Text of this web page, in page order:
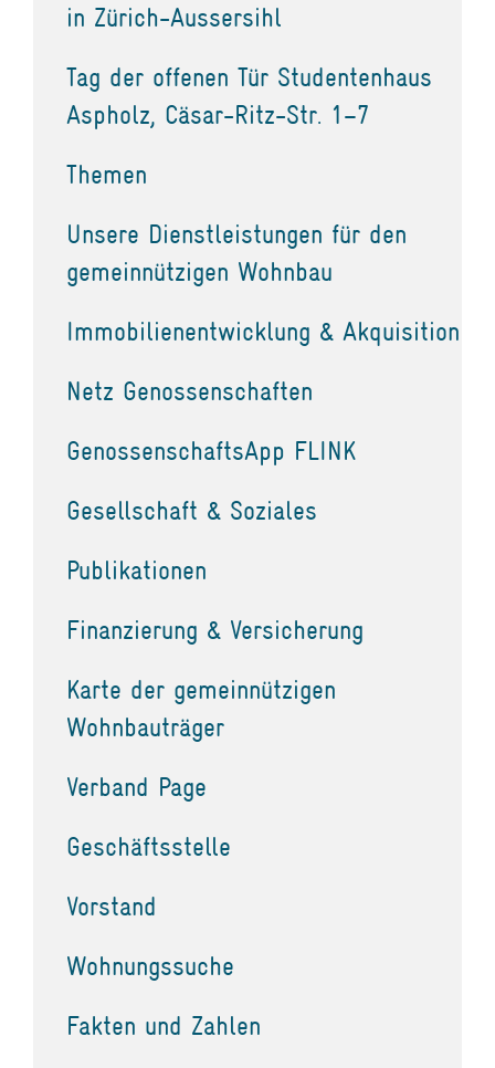
in Zürich-Aussersihl
Tag der offenen Tür Studentenhaus
Aspholz, Cäsar-Ritz-Str. 1–7
Themen
Unsere Dienstleistungen für den
gemeinnützigen Wohnbau
Immobilienentwicklung & Akquisition
Netz Genossenschaften
GenossenschaftsApp FLINK
Gesellschaft & Soziales
Publikationen
Finanzierung & Versicherung
Karte der gemeinnützigen
Wohnbauträger
Verband Page
Geschäftsstelle
Vorstand
Wohnungssuche
Fakten und Zahlen